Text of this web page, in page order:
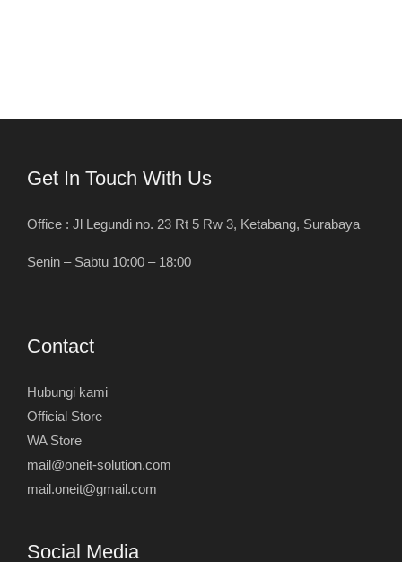
Get In Touch With Us
Office : Jl Legundi no. 23 Rt 5 Rw 3, Ketabang, Surabaya
Senin – Sabtu 10:00 – 18:00
Contact
Hubungi kami
Official Store
WA Store
mail@oneit-solution.com
mail.oneit@gmail.com
Social Media